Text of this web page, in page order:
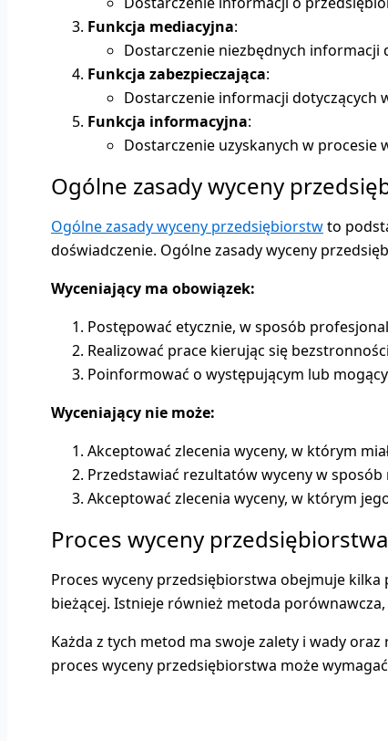
Funkcja mediacyjna:
Dostarczenie niezbędnych
Funkcja zabezpieczająca:
Dostarczenie informacji dotyczących
Funkcja informacyjna:
Dostarczenie uzyskanych w
Ogólne zasady wyceny
Ogólne zasady wyceny przedsiębiorstwto
doświadczenie. Ogólne zasady wyceny
Wyceniający ma obowiązek:
Postępować etycznie, w sposób
Realizować prace kierując się
Poinformować o występującym lub
Wyceniający nie może:
Akceptować zlecenia wyceny, w którym
Przedstawiać rezultatów wyceny w
Akceptować zlecenia wyceny, w którym
Proces wyceny
Proces wyceny przedsiębiorstwa obejmuje
bieżącej. Istnieje również metoda
Każda z tych metod ma swoje zalety i wady
proces wyceny przedsiębiorstwa może